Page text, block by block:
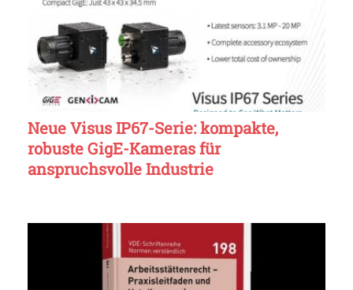
Neue Visus IP67-Serie: kompakte,
robuste GigE-Kameras für
anspruchsvolle Industrie